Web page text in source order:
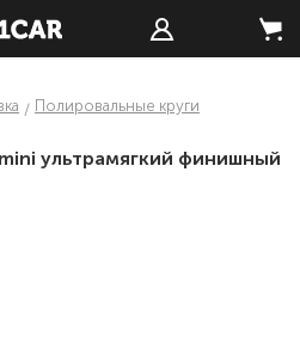
Полировальные круги
ультрамягкий финишный